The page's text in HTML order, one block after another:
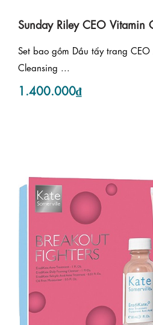
Sunday Riley CEO Vitamin
Set bao gồm Dầu tẩy trang CEO
Cleansing ...
1.400.000₫